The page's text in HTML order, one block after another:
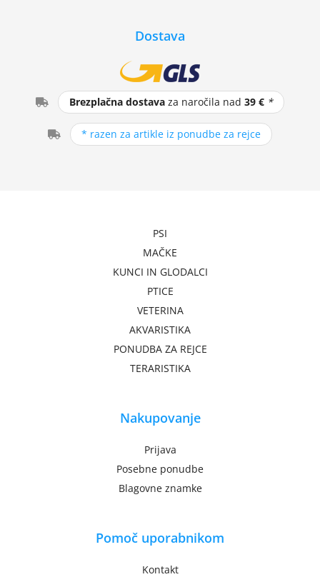
Dostava
Brezplačna dostava za naročila nad39 € *
* razen za artikle iz ponudbe za rejce
PSI
MAČKE
KUNCI IN GLODALCI
PTICE
VETERINA
AKVARISTIKA
PONUDBA ZA REJCE
TERARISTIKA
Nakupovanje
Prijava
Posebne ponudbe
Blagovne znamke
Pomoč uporabnikom
Kontakt